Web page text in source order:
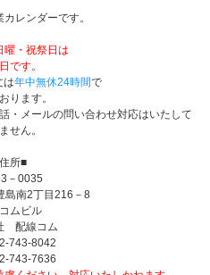
レンダーです。
曜・祝祭日は
です。
は年中無休24時間で
ります。
・メールの問い合わせ対応はいたして
せん。
所■
－0035
島南2丁目216－8
ムビル
配線コム
743-8042
743-7636